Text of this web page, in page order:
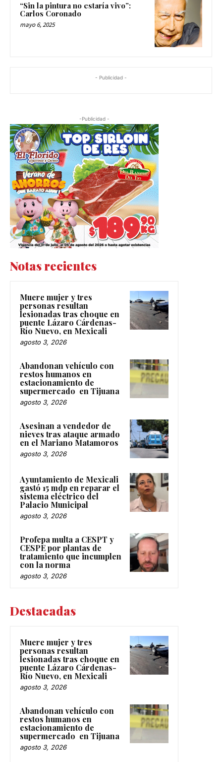
“Sin la pintura no estaría vivo”:
Carlos Coronado
mayo 6, 2025
- Publicidad -
-Publicidad -
Notas recientes
Muere mujer y tres
personas resultan
lesionadas tras choque en
puente Lázaro Cárdenas-
Río Nuevo, en Mexicali
agosto 3, 2026
Abandonan vehículo con
restos humanos en
estacionamiento de
supermercado en Tijuana
agosto 3, 2026
Asesinan a vendedor de
nieves tras ataque armado
en el Mariano Matamoros
agosto 3, 2026
Ayuntamiento de Mexicali
gastó 15 mdp en reparar el
sistema eléctrico del
Palacio Municipal
agosto 3, 2026
Profepa multa a CESPT y
CESPE por plantas de
tratamiento que incumplen
con la norma
agosto 3, 2026
Destacadas
Muere mujer y tres
personas resultan
lesionadas tras choque en
puente Lázaro Cárdenas-
Río Nuevo, en Mexicali
agosto 3, 2026
Abandonan vehículo con
restos humanos en
estacionamiento de
supermercado en Tijuana
agosto 3, 2026